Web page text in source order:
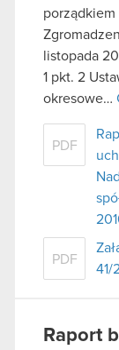
listopada
1 pkt. 2
okresowe…
PDF
PDF
41/
Raport